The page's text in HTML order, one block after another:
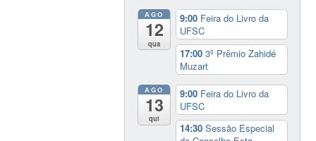
AGO
12
qua
9:00 Feira do Livro da
UFSC
17:003º Prêmio Zahidé
Muzart
AGO
13
qui
9:00 Feira do Livro da
UFSC
14:30Sessão Especial